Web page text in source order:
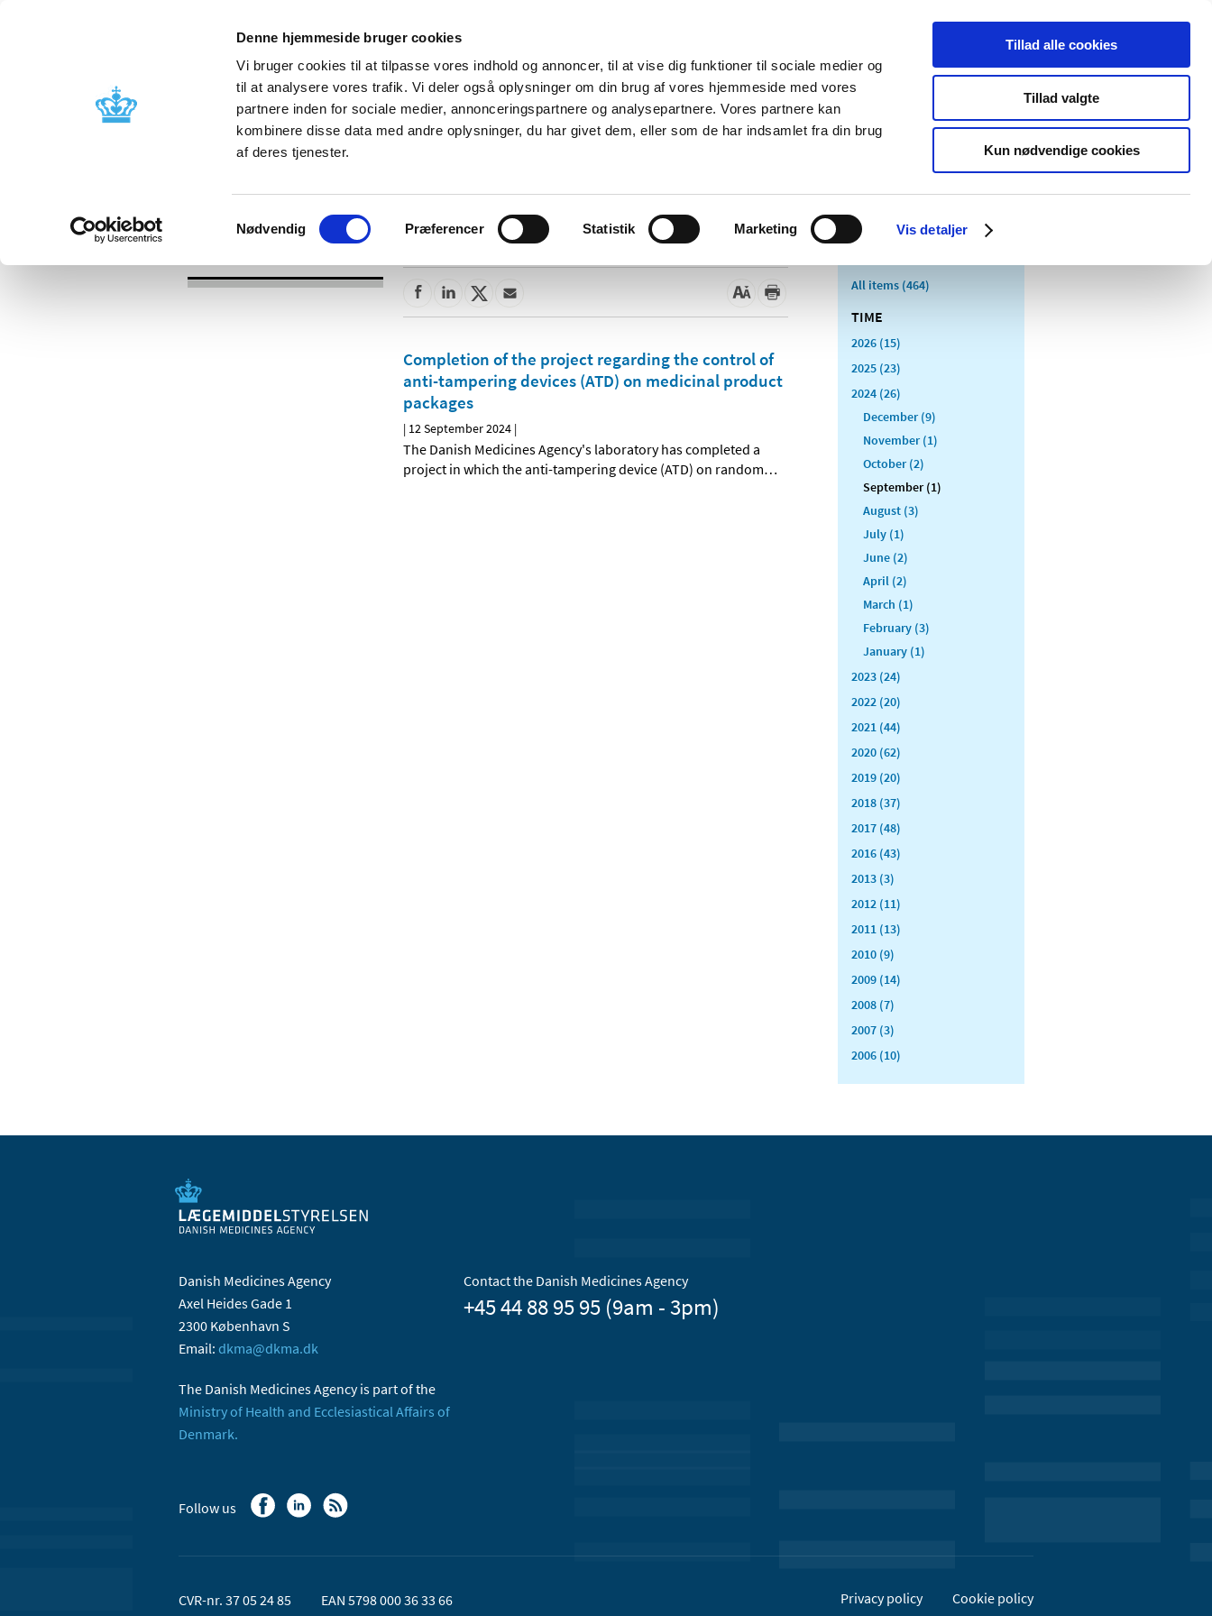
Denne hjemmeside bruger cookies
Vi bruger cookies til at tilpasse vores indhold og annoncer, til at vise dig funktioner til sociale medier og
til at analysere vores trafik. Vi deler også oplysninger om din brug af vores hjemmeside med vores
partnere inden for sociale medier, annonceringspartnere og analysepartnere. Vores partnere kan
kombinere disse data med andre oplysninger, du har givet dem, eller som de har indsamlet fra din brug
af deres tjenester.
Samtykkevalg
Nødvendig Præferencer Statistik Marketing Vis detaljer
Tillad alle cookies
Tillad valgte
Kun nødvendige cookies
News About us Contact us Publications
Licensing and
Side effects and product
information
Reimbursement and
Pharmacies and sale of
Medical
Special product
Completion of the project regarding the control of
anti-tampering devices (ATD) on medicinal product
packages
| 12 September 2024 |
The Danish Medicines Agency's laboratory has completed a
project in which the anti-tampering device (ATD) on random…
All items (464)
TIME
2026 (15)
2025 (23)
2024 (26)
December (9)
November (1)
October (2)
September (1)
August (3)
July (1)
June (2)
April (2)
March (1)
February (3)
January (1)
2023 (24)
2022 (20)
2021 (44)
2020 (62)
2019 (20)
2018 (37)
2017 (48)
2016 (43)
2013 (3)
2012 (11)
2011 (13)
2010 (9)
2009 (14)
2008 (7)
2007 (3)
2006 (10)
Danish Medicines Agency
Axel Heides Gade 1
2300 København S
Email: dkma@dkma.dk
The Danish Medicines Agency is part of the
Ministry of Health and Ecclesiastical Affairs of
Denmark.
Contact the Danish Medicines Agency
+45 44 88 95 95 (9am - 3pm)
Follow us
CVR-nr. 37 05 24 85 EAN 5798 000 36 33 66 Privacy policy Cookie policy